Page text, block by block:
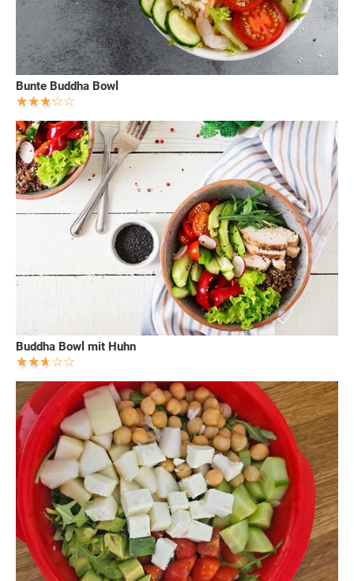
Bunte Buddha Bowl
Buddha Bowl mit Huhn